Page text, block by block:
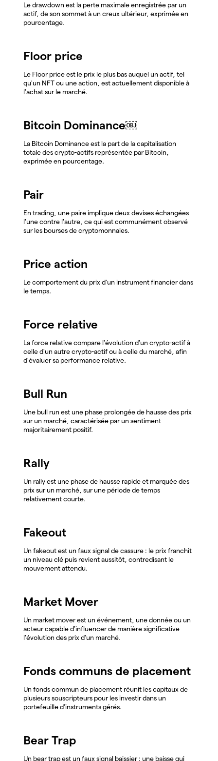
Le drawdown est la perte maximale enregistrée par un
actif, de son sommet à un creux ultérieur, exprimée en
pourcentage.
Floor price
Le Floor price est le prix le plus bas auquel un actif, tel
qu'un NFT ou une action, est actuellement disponible à
l'achat sur le marché.
Bitcoin Dominance￼
La Bitcoin Dominance est la part de la capitalisation
totale des crypto-actifs représentée par Bitcoin,
exprimée en pourcentage.
Pair
En trading, une paire implique deux devises échangées
l'une contre l'autre, ce qui est communément observé
sur les bourses de cryptomonnaies.
Price action
Le comportement du prix d'un instrument financier dans
le temps.
Force relative
La force relative compare l'évolution d'un crypto-actif à
celle d'un autre crypto-actif ou à celle du marché, afin
d'évaluer sa performance relative.
Bull Run
Une bull run est une phase prolongée de hausse des prix
sur un marché, caractérisée par un sentiment
majoritairement positif.
Rally
Un rally est une phase de hausse rapide et marquée des
prix sur un marché, sur une période de temps
relativement courte.
Fakeout
Un fakeout est un faux signal de cassure : le prix franchit
un niveau clé puis revient aussitôt, contredisant le
mouvement attendu.
Market Mover
Un market mover est un événement, une donnée ou un
acteur capable d'influencer de manière significative
l'évolution des prix d'un marché.
Fonds communs de placement
Un fonds commun de placement réunit les capitaux de
plusieurs souscripteurs pour les investir dans un
portefeuille d'instruments gérés.
Bear Trap
Un bear trap est un faux signal baissier : une baisse qui